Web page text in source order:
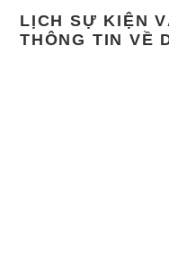
LỊCH SỰ KIỆN
THÔNG TIN VỀ